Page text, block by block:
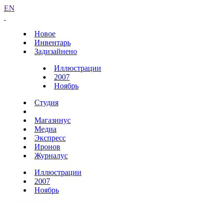
EN
Новое
Инвентарь
Задизайнено
Иллюстрации
2007
Ноябрь
Студия
Магазинус
Медиа
Экспресс
Иронов
Журналус
Иллюстрации
2007
Ноябрь